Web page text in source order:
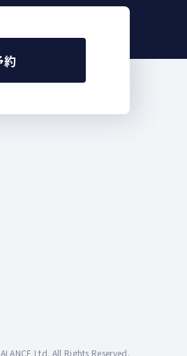
約
Ltd. All Rights Reserved.